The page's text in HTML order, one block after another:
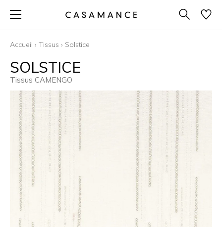
Accueil › Tissus › Solstice
SOLSTICE
Tissus CAMENGO